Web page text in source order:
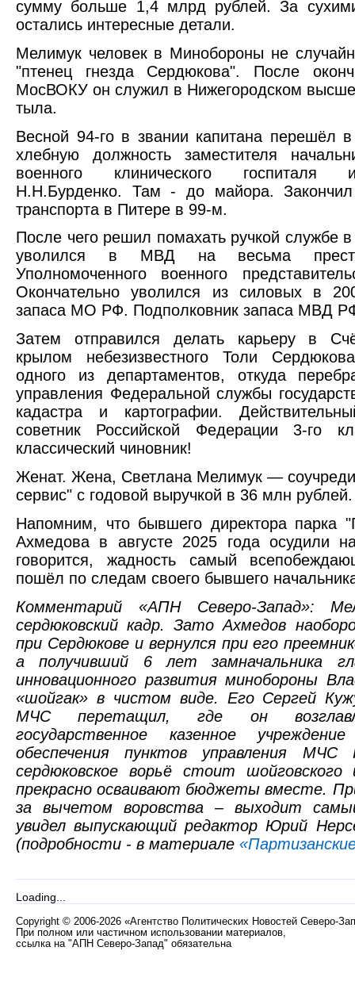
сумму больше 1,4 млрд рублей. За
остались интересные детали.
Мелимук человек в Минобороны не
"птенец гнезда Сердюкова". После
МосВОКУ он служил в Нижегородском
тыла.
Весной 94-го в звании капитана перешёл
хлебную должность заместителя
военного клинического госпиталя
Н.Н.Бурденко. Там - до майора.
транспорта в Питере в 99-м.
После чего решил помахать ручкой службе
уволился в МВД на весьма
Уполномоченного военного
Окончательно уволился из силовых в
запаса МО РФ. Подполковник запаса МВД
Затем отправился делать карьеру в
крылом небезизвестного Толи
одного из департаментов, откуда
управления Федеральной службы
кадастра и картографии.
советник Российской Федерации 3-го
классический чиновник!
Женат. Жена, Светлана Мелимук —
сервис" с годовой выручкой в 36 млн рублей.
Напомним, что бывшего директора парка
Ахмедова в августе 2025 года осудили
говорится, жадность самый
пошёл по следам своего бывшего
Комментарий «АПН Северо-Запад»:
сердюковский кадр. Зато Ахмедов
при Сердюкове и вернулся при его
а получивший 6 лет замначальника
инновационного развития минобороны
«шойгак» в чистом виде. Его Сергей
МЧС перетащил, где он
государственное казенное
обеспечения пунктов управления
сердюковское ворьё стоит
прекрасно осваивают бюджеты вместе.
за вычетом воровства – выходит
увидел выпускающий редактор Юрий
(подробности - в материале
Loading...
Copyright © 2006-2026 «Агентство Политических Новостей Северо-
При полном или частичном использовании материалов,
ссылка на "АПН Северо-Запад" обязательна